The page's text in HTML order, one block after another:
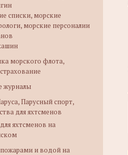
списки, морские
морские персоналии
морского флота,
журналы
Парусный спорт,
для яхтсменов
яхтсменов на
пожарами и водой на